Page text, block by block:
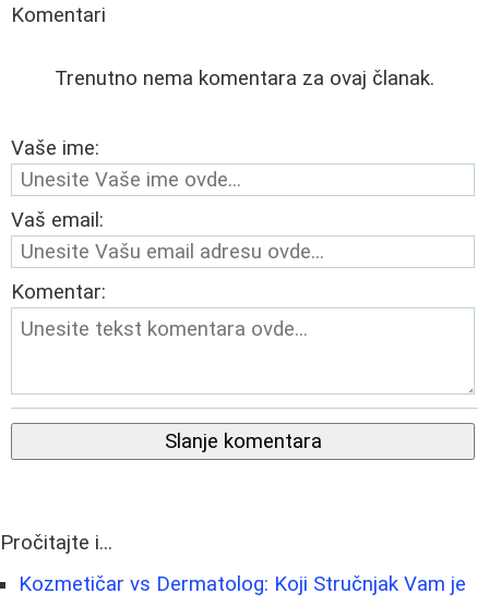
Komentari
Trenutno nema komentara za ovaj članak.
Vaše ime:
Vaš email:
Komentar:
Slanje komentara
Pročitajte i...
Kozmetičar vs Dermatolog: Koji Stručnjak Vam je